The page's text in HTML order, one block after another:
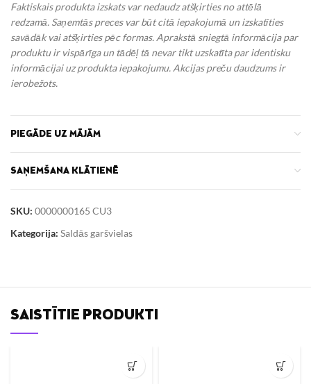
Faktiskais produkta izskats var nedaudz atšķirties no attēlā
redzamā. Saņemtās preces var būt citā iepakojumā un izskatīties
savādāk vai atšķirties pēc formas. Aprakstā sniegtā informācija par
produktu ir vispārīga un tādēļ tā nevar tikt uzskatīta par identisku
informācijai uz produkta iepakojumu. Akcijas preču daudzums ir
ierobežots.
PIEGĀDE UZ MĀJĀM
SAŅEMŠANA KLĀTIENĒ
SKU: 0000000165 CU3
Kategorija: Saldās garšvielas
SAISTĪTIE PRODUKTI